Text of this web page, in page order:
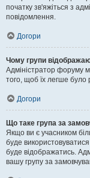
початку зв'яжіться з
повідомлення.
Догори
Чому групи
Адміністратор форуму
того, щоб їх легше було
Догори
Що таке група за
Якщо ви є учасником
буде
буде відображатись.
вашу групу за